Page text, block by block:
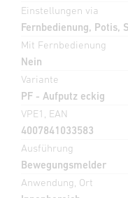
Einstellungen via
Fernbedienung, Potis,
Mit Fernbedienung
Nein
Variante
PF - Aufputz eckig
VPE1, EAN
4007841033583
Ausführung
Bewegungsmelder
Anwendung, Ort